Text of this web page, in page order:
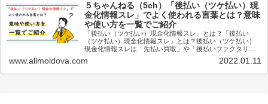
５ちゃんねる（5ch）「後払い（ツケ払い）現
金化情報スレ」でよく使われる言葉とは？意味
や使い方を一覧でご紹介
「後払い（ツケ払い）現金化情報スレ」とは？「後払い
（ツケ払い）現金化情報スレ」とは？後払い（ツケ払い）
現金化情報スレは「先払い買取」や「後払いファクタリン
グ」などを利用して今すぐに現金が欲しいユーザー同士で
情報交換をするた...
www.allmoldova.com 2022.01.11